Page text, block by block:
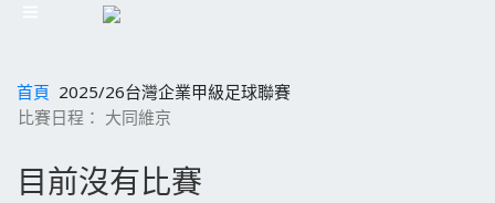
首頁 2025/26台灣企業甲級足球聯賽
比賽日程： 大同維京
目前沒有比賽